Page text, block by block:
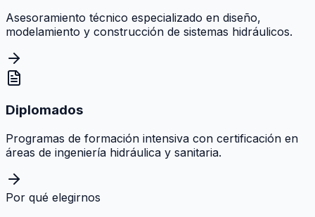
Asesoramiento técnico especializado en diseño,
modelamiento y construcción de sistemas hidráulicos.
Diplomados
Programas de formación intensiva con certificación en
áreas de ingeniería hidráulica y sanitaria.
Por qué elegirnos